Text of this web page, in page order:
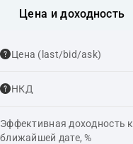
Цена и доходность
Цена (last/bid/ask)
НКД
Эффективная доходность к
ближайшей дате, %